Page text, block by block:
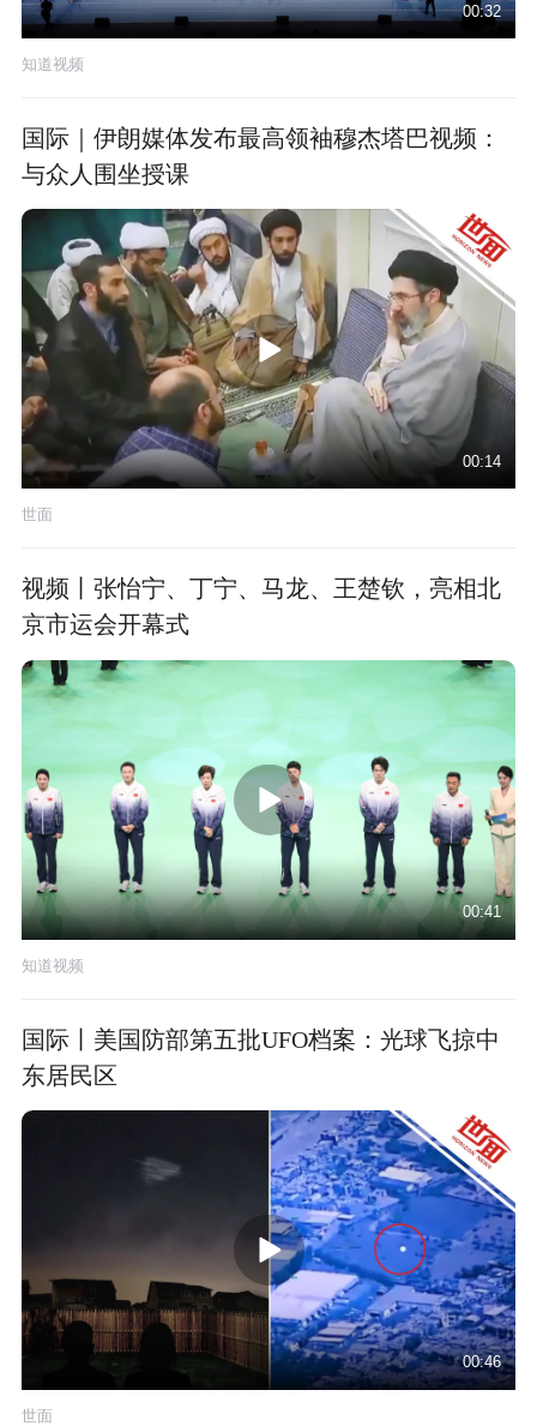
00:32
知道视频
国际｜伊朗媒体发布最高领袖穆杰塔巴视频：
与众人围坐授课
00:14
世面
视频丨张怡宁、丁宁、马龙、王楚钦，亮相北
京市运会开幕式
00:41
知道视频
国际丨美国防部第五批UFO档案：光球飞掠中
东居民区
00:46
世面